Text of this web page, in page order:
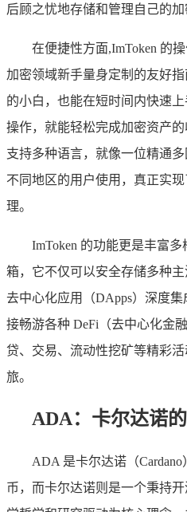
后顾之忧地存储和管理自己的加
在便捷性方面,ImToken 的
加密领域新手量身定制的友好
的小白，也能在短时间内快速
操作，就能轻松完成加密资产
支持多种语言，就像一位精通
不同地区的用户使用，真正实
理。
ImToken 的功能更是丰富
箱，它不仅可以安全存储多种
去中心化应用（DApps）深度
接畅游各种 DeFi（去中心化金
贷、交易、流动性挖矿等精彩
旅。
ADA：卡尔达诺
ADA 是卡尔达诺（Cardano
币，而卡尔达诺则是一个秉持